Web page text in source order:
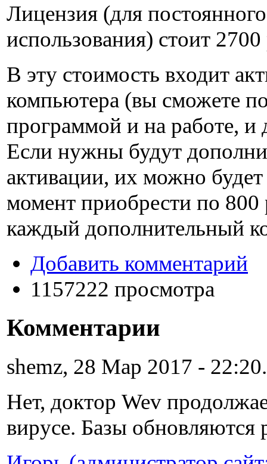
Лицензия (для постоянного
использования) стоит 2700
В эту стоимость входит
компьютера (вы сможете
программой и на работе, и
Если нужны будут
активации, их можно
момент приобрести по 800
каждый дополнительный
Добавить комментарий
1157222 просмотра
Комментарии
shemz, 28 Мар 2017 - 22:20.
Нет, доктор Wev
вирусе. Базы обновляются